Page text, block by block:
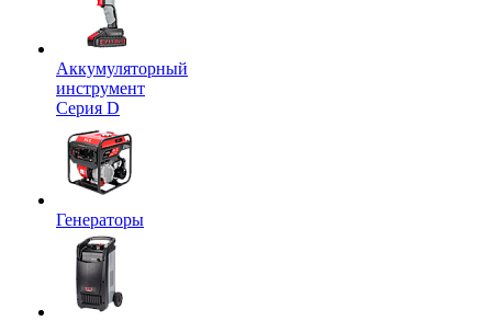
Аккумуляторный
инструмент
Серия D
Генераторы